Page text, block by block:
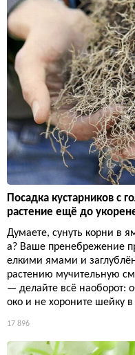
Посадка кустарников с
растение ещё до
Думаете, сунуть корни в
а? Ваше пренебрежение
елкими ямами и
растению мучительную
— делайте всё наоборот:
око и не хороните шейку в
17 896